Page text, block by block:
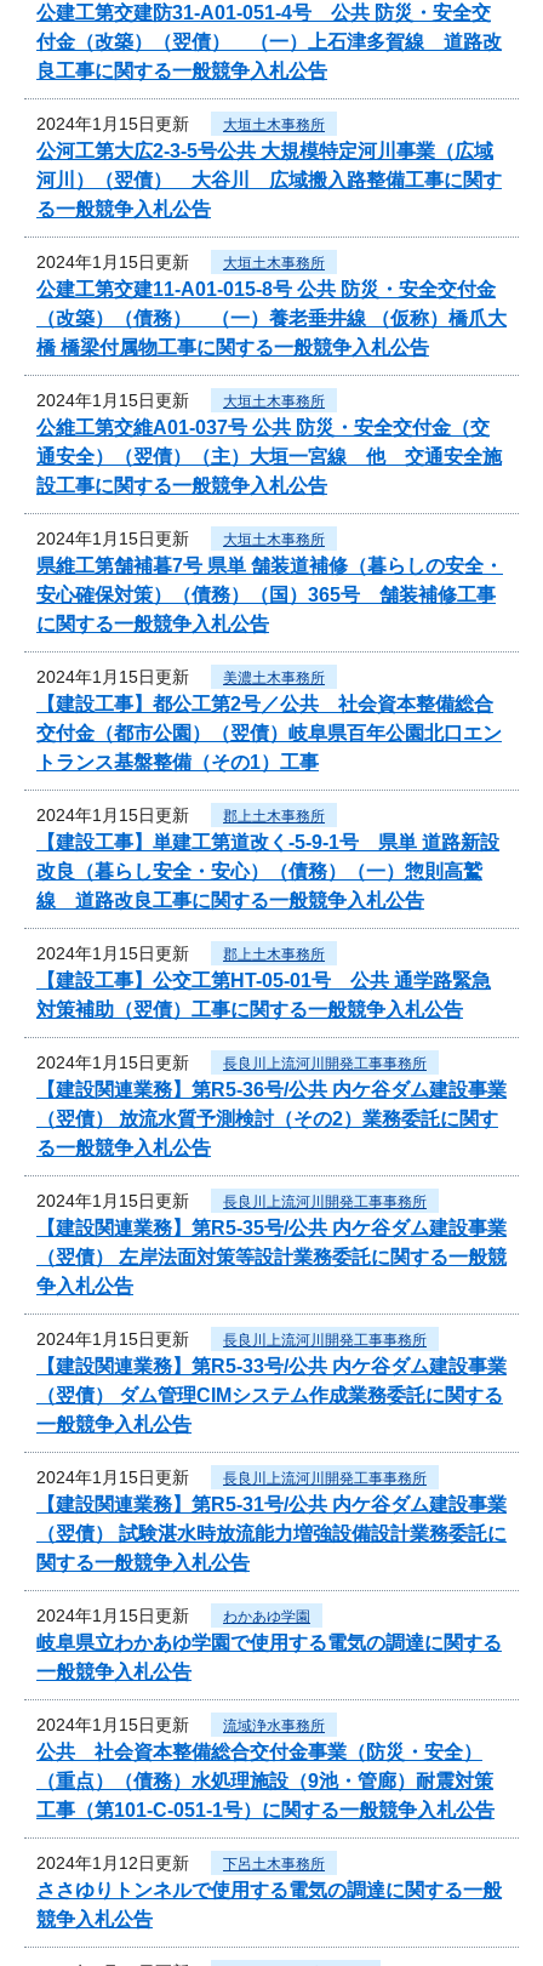
公建工第交建防31-A01-051-4号 公共 防災・安全交
付金（改築）（翌債） （一）上石津多賀線 道路改
良工事に関する一般競争入札公告
2024年1月15日更新 大垣土木事務所
公河工第大広2-3-5号公共 大規模特定河川事業（広域
河川）（翌債） 大谷川 広域搬入路整備工事に関す
る一般競争入札公告
2024年1月15日更新 大垣土木事務所
公建工第交建11-A01-015-8号 公共 防災・安全交付金
（改築）（債務） （一）養老垂井線 （仮称）橋爪大
橋 橋梁付属物工事に関する一般競争入札公告
2024年1月15日更新 大垣土木事務所
公維工第交維A01-037号 公共 防災・安全交付金（交
通安全）（翌債）（主）大垣一宮線 他 交通安全施
設工事に関する一般競争入札公告
2024年1月15日更新 大垣土木事務所
県維工第舗補暮7号 県単 舗装道補修（暮らしの安全・
安心確保対策）（債務）（国）365号 舗装補修工事
に関する一般競争入札公告
2024年1月15日更新 美濃土木事務所
【建設工事】都公工第2号／公共 社会資本整備総合
交付金（都市公園）（翌債）岐阜県百年公園北口エン
トランス基盤整備（その1）工事
2024年1月15日更新 郡上土木事務所
【建設工事】単建工第道改く-5-9-1号 県単 道路新設
改良（暮らし安全・安心）（債務）（一）惣則高鷲
線 道路改良工事に関する一般競争入札公告
2024年1月15日更新 郡上土木事務所
【建設工事】公交工第HT-05-01号 公共 通学路緊急
対策補助（翌債）工事に関する一般競争入札公告
2024年1月15日更新 長良川上流河川開発工事事務所
【建設関連業務】第R5-36号/公共 内ケ谷ダム建設事業
（翌債） 放流水質予測検討（その2）業務委託に関す
る一般競争入札公告
2024年1月15日更新 長良川上流河川開発工事事務所
【建設関連業務】第R5-35号/公共 内ケ谷ダム建設事業
（翌債） 左岸法面対策等設計業務委託に関する一般競
争入札公告
2024年1月15日更新 長良川上流河川開発工事事務所
【建設関連業務】第R5-33号/公共 内ケ谷ダム建設事業
（翌債） ダム管理CIMシステム作成業務委託に関する
一般競争入札公告
2024年1月15日更新 長良川上流河川開発工事事務所
【建設関連業務】第R5-31号/公共 内ケ谷ダム建設事業
（翌債） 試験湛水時放流能力増強設備設計業務委託に
関する一般競争入札公告
2024年1月15日更新 わかあゆ学園
岐阜県立わかあゆ学園で使用する電気の調達に関する
一般競争入札公告
2024年1月15日更新 流域浄水事務所
公共 社会資本整備総合交付金事業（防災・安全）
（重点）（債務）水処理施設（9池・管廊）耐震対策
工事（第101-C-051-1号）に関する一般競争入札公告
2024年1月12日更新 下呂土木事務所
ささゆりトンネルで使用する電気の調達に関する一般
競争入札公告